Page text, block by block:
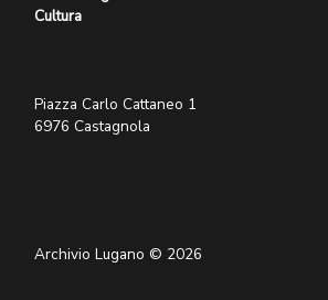
Cultura
Piazza Carlo Cattaneo 1
6976 Castagnola
Archivio Lugano © 2026